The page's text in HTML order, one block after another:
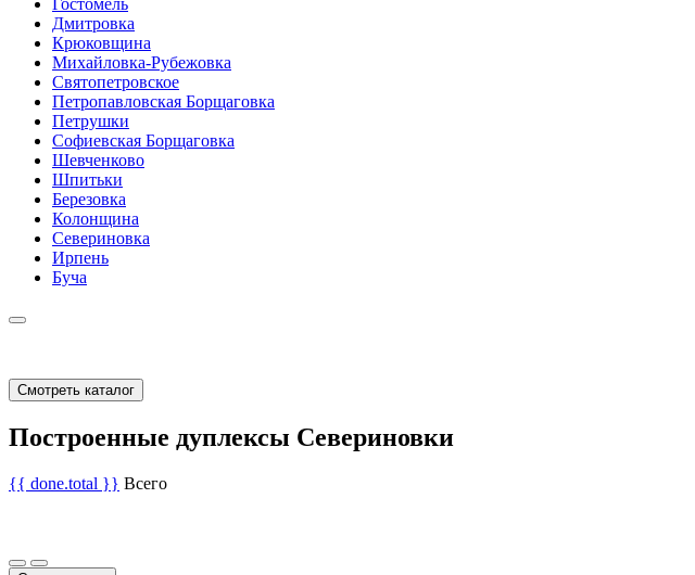
Гостомель
Дмитровка
Крюковщина
Михайловка-Рубежовка
Святопетровское
Петропавловская Борщаговка
Петрушки
Софиевская Борщаговка
Шевченково
Шпитьки
Березовка
Колонщина
Севериновка
Ирпень
Буча
Смотреть каталог
Построенные дуплексы Севериновки
{{ done.total }} Всего